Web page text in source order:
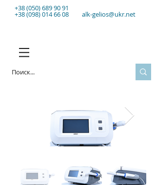
+38 (050) 689 90 91
+38 (098) 014 66 08 alk-gelios@ukr.net